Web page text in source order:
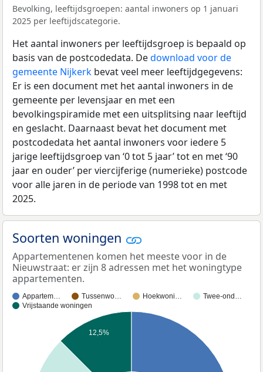
Bevolking, leeftijdsgroepen: aantal inwoners op 1 januari
2025 per leeftijdscategorie.
Het aantal inwoners per leeftijdsgroep is bepaald op
basis van de postcodedata. Dedownload voor de
gemeente Nijkerk bevat veel meer leeftijdgegevens:
Er is een document met het aantal inwoners in de
gemeente per levensjaar en met een
bevolkingspiramide met een uitsplitsing naar leeftijd
en geslacht. Daarnaast bevat het document met
postcodedata het aantal inwoners voor iedere 5
jarige leeftijdsgroep van ‘0 tot 5 jaar’ tot en met ‘90
jaar en ouder’ per viercijferige (numerieke) postcode
voor alle jaren in de periode van 1998 tot en met
2025.
Soorten woningen
Appartementenen komen het meeste voor in de
Nieuwstraat: er zijn 8 adressen met het woningtype
appartementen.
Appartem… Tussenwo… Hoekwoni…
Twee-ond…
Vrijstaande woningen
12,5%